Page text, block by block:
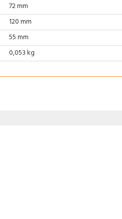
72 mm
120 mm
55 mm
0,053 kg